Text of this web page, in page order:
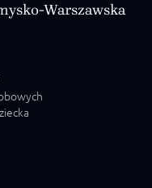
Warszawska